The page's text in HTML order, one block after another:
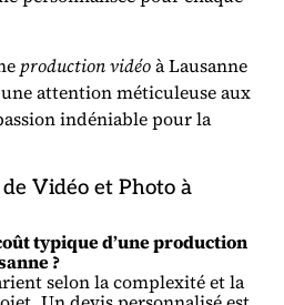
production vidéoà Lausanne
attention méticuleuse aux
indéniable pour la
Vidéo et Photo à
typique d’une production
?
selon la complexité et la